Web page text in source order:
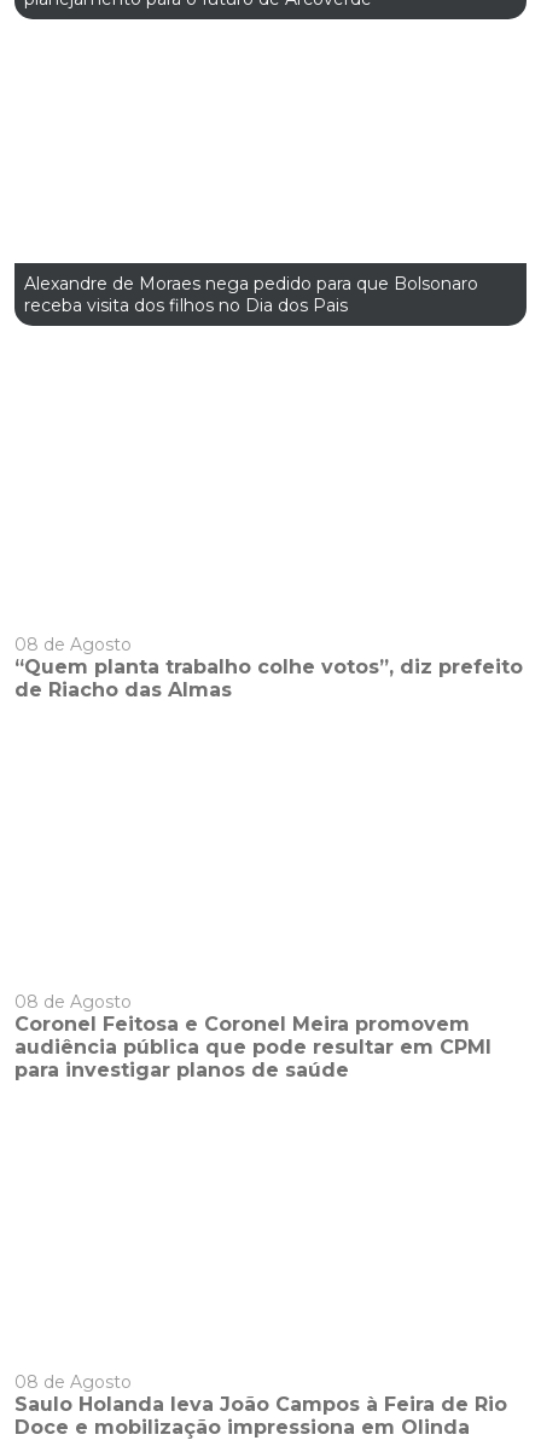
Alexandre de Moraes nega pedido para que Bolsonaro
receba visita dos filhos no Dia dos Pais
08 de Agosto
“Quem planta trabalho colhe votos”, diz prefeito
de Riacho das Almas
08 de Agosto
Coronel Feitosa e Coronel Meira promovem
audiência pública que pode resultar em CPMI
para investigar planos de saúde
08 de Agosto
Saulo Holanda leva João Campos à Feira de Rio
Doce e mobilização impressiona em Olinda